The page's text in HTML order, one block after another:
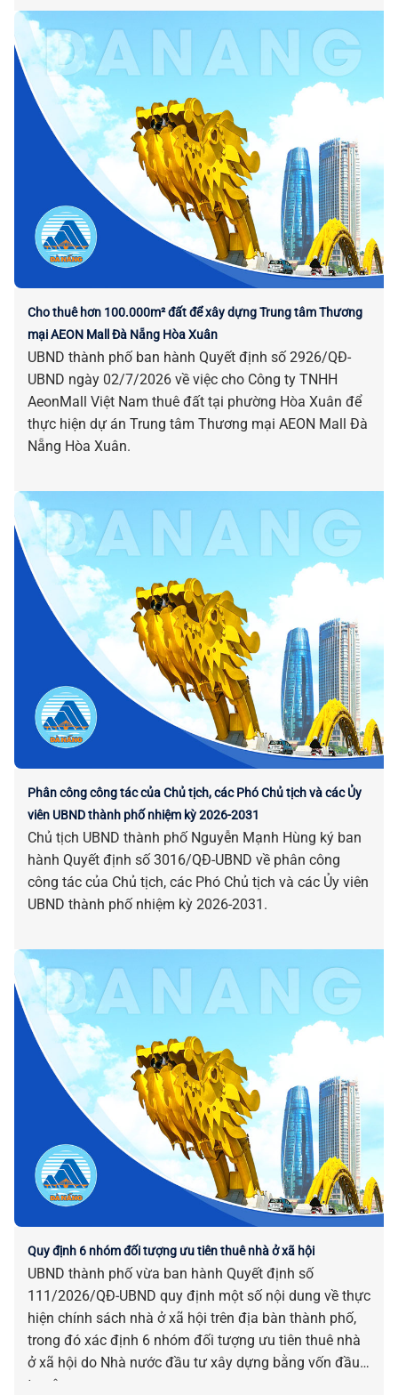
Ban Thường vụ Thành ủy; đại diện các cơ quan, đơn
vị, địa phương liên quan.
Cho thuê hơn 100.000m² đất để xây dựng Trung tâm Thương
mại AEON Mall Đà Nẵng Hòa Xuân
UBND thành phố ban hành Quyết định số 2926/QĐ-
UBND ngày 02/7/2026 về việc cho Công ty TNHH
AeonMall Việt Nam thuê đất tại phường Hòa Xuân để
thực hiện dự án Trung tâm Thương mại AEON Mall Đà
Nẵng Hòa Xuân.
Phân công công tác của Chủ tịch, các Phó Chủ tịch và các Ủy
viên UBND thành phố nhiệm kỳ 2026-2031
Chủ tịch UBND thành phố Nguyễn Mạnh Hùng ký ban
hành Quyết định số 3016/QĐ-UBND về phân công
công tác của Chủ tịch, các Phó Chủ tịch và các Ủy viên
UBND thành phố nhiệm kỳ 2026-2031.
Quy định 6 nhóm đối tượng ưu tiên thuê nhà ở xã hội
UBND thành phố vừa ban hành Quyết định số
111/2026/QĐ-UBND quy định một số nội dung về thực
hiện chính sách nhà ở xã hội trên địa bàn thành phố,
trong đó xác định 6 nhóm đối tượng ưu tiên thuê nhà
ở xã hội do Nhà nước đầu tư xây dựng bằng vốn đầu
tư công.